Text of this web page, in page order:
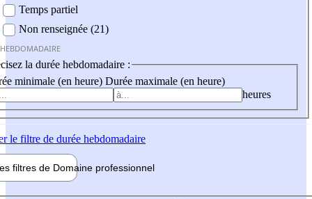
Temps partiel
Non renseignée (21)
la durée hebdomadaire :
minimale (en heure) Durée maximale (en heure)
heures
le filtre de durée hebdomadaire
filtres de Domaine professionnel